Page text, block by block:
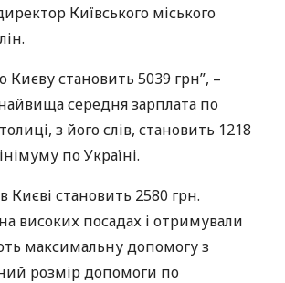
ЩОМІСЯЧНИЙ ОГЛЯД
КЕШБЕКУ
ПУТІВНИКИ ПО
Київського міського
Києву становить 5039 грн”, –
середня зарплата по
з його слів, становить 1218
по Україні.
Києві становить 2580 грн.
високих посадах і отримували
максимальну допомогу з
розмір допомоги по